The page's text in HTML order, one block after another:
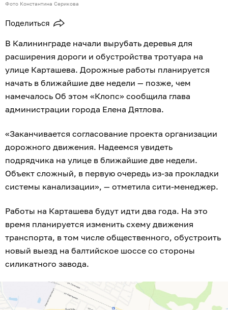
Фото Константина Серикова
Поделиться
В Калининграде начали вырубать деревья для
расширения дороги и обустройства тротуара на
улице Карташева. Дорожные работы планируется
начать в ближайшие две недели — позже, чем
намечалось Об этом «Клопс» сообщила глава
администрации города Елена Дятлова.
«Заканчивается согласование проекта организации
дорожного движения. Надеемся увидеть
подрядчика на улице в ближайшие две недели.
Объект сложный, в первую очередь из-за прокладки
системы канализации», — отметила сити-менеджер.
Работы на Карташева будут идти два года. На это
время планируется изменить схему движения
транспорта, в том числе общественного, обустроить
новый выезд на балтийское шоссе со стороны
силикатного завода.